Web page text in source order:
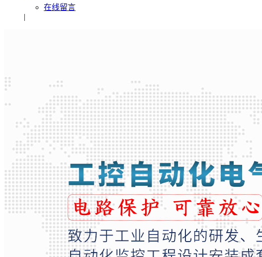
在线留言
|